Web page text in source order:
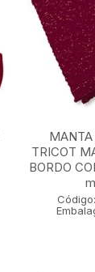
TRICOT
BORDO